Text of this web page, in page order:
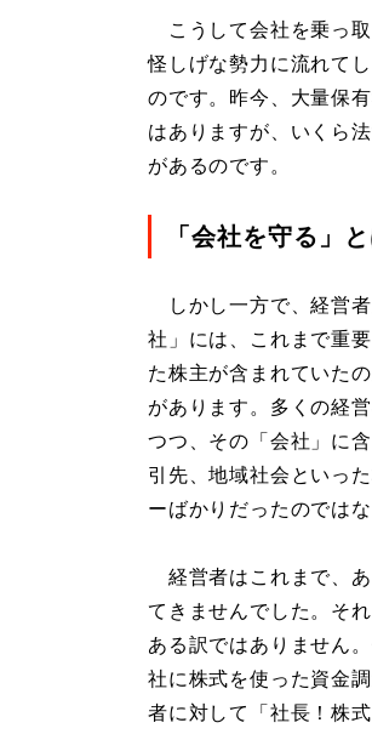
こうして会社を乗っ
怪しげな勢力に流れて
のです。昨今、大量保
はありますが、いくら
があるのです。
「会社を守る」
しかし一方で、経営
社」には、これまで重
た株主が含まれていた
があります。多くの経
つつ、その「会社」に
引先、地域社会といっ
ーばかりだったのでは
経営者はこれまで、あ
てきませんでした。そ
ある訳ではありません
社に株式を使った資金
者に対して「社長！株